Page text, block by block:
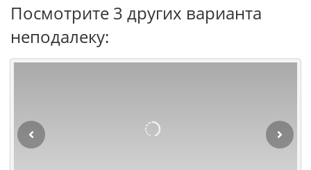
Посмотрите 3 других варианта
неподалеку: